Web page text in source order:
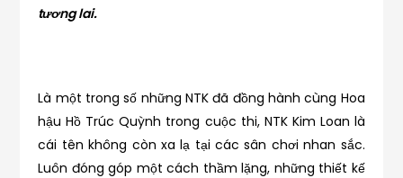
tương lai.
Là một trong số những NTK đã đồng hành cùng Hoa
hậu Hồ Trúc Quỳnh trong cuộc thi, NTK Kim Loan là
cái tên không còn xa lạ tại các sân chơi nhan sắc.
Luôn đóng góp một cách thầm lặng, những thiết kế